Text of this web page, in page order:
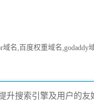
名,百度权重域名,godaddy
升搜索引擎及用户的友